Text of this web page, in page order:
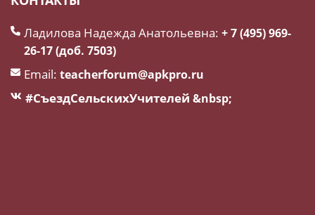
Ладилова Надежда Анатольевна: + 7 (495) 969-
26-17 (доб. 7503)
Email: teacherforum@apkpro.ru
#СъездСельскихУчителей &nbsp;